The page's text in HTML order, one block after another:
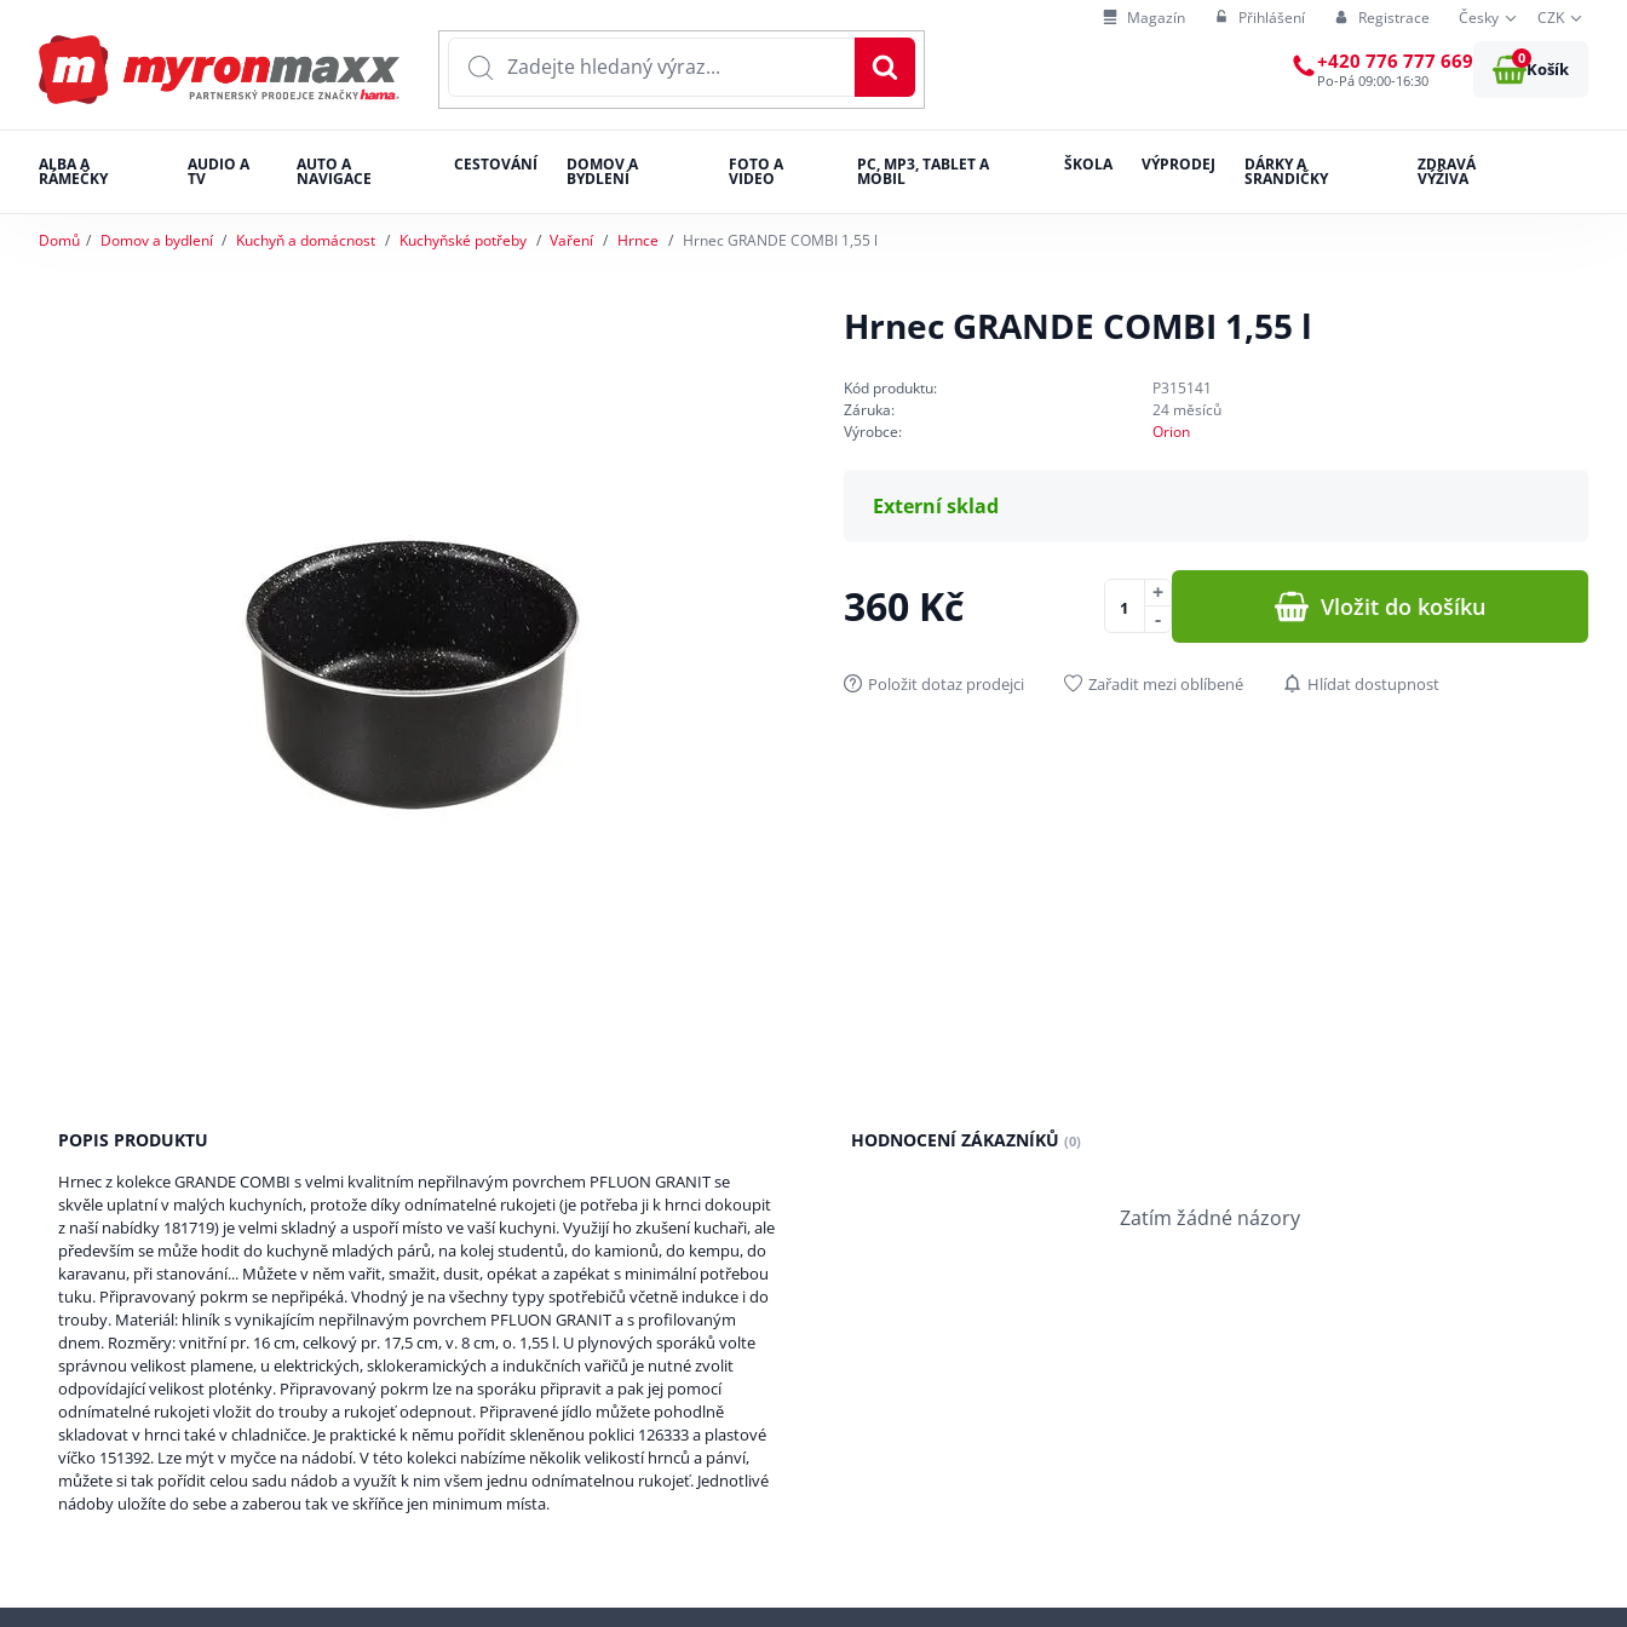
Magazín Přihlášení Registrace Česky CZK
+420 776 777 669
Po-Pá 09:00-16:30
0
Košík
ALBA A
RÁMEČKY
AUDIO A
TV
AUTO A
NAVIGACE
CESTOVÁNÍ DOMOV A
BYDLENÍ
FOTO A
VIDEO
PC, MP3, TABLET A
MOBIL
ŠKOLA VÝPRODEJ DÁRKY A
SRANDIČKY
ZDRAVÁ
VÝŽIVA
Domů Domov a bydlení Kuchyň a domácnost Kuchyňské potřeby Vaření Hrnce Hrnec GRANDE COMBI 1,55 l
Hrnec GRANDE COMBI 1,55 l
Kód produktu:
P315141
Záruka:
24 měsíců
Výrobce:
Orion
Externí sklad
360 Kč -
+ Vložit do košíku
Položit dotaz prodejci Zařadit mezi oblíbené Hlídat dostupnost
POPIS PRODUKTU
Hrnec z kolekce GRANDE COMBI s velmi kvalitním nepřilnavým povrchem PFLUON GRANIT se
skvěle uplatní v malých kuchyních, protože díky odnímatelné rukojeti (je potřeba ji k hrnci dokoupit
z naší nabídky 181719) je velmi skladný a uspoří místo ve vaší kuchyni. Využijí ho zkušení kuchaři, ale
především se může hodit do kuchyně mladých párů, na kolej studentů, do kamionů, do kempu, do
karavanu, při stanování... Můžete v něm vařit, smažit, dusit, opékat a zapékat s minimální potřebou
tuku. Připravovaný pokrm se nepřipéká. Vhodný je na všechny typy spotřebičů včetně indukce i do
trouby. Materiál: hliník s vynikajícím nepřilnavým povrchem PFLUON GRANIT a s profilovaným
dnem. Rozměry: vnitřní pr. 16 cm, celkový pr. 17,5 cm, v. 8 cm, o. 1,55 l. U plynových sporáků volte
správnou velikost plamene, u elektrických, sklokeramických a indukčních vařičů je nutné zvolit
odpovídající velikost ploténky. Připravovaný pokrm lze na sporáku připravit a pak jej pomocí
odnímatelné rukojeti vložit do trouby a rukojeť odepnout. Připravené jídlo můžete pohodlně
skladovat v hrnci také v chladničce. Je praktické k němu pořídit skleněnou poklici 126333 a plastové
víčko 151392. Lze mýt v myčce na nádobí. V této kolekci nabízíme několik velikostí hrnců a pánví,
můžete si tak pořídit celou sadu nádob a využít k nim všem jednu odnímatelnou rukojeť. Jednotlivé
nádoby uložíte do sebe a zaberou tak ve skříňce jen minimum místa.
HODNOCENÍ ZÁKAZNÍKŮ (0)
Zatím žádné názory